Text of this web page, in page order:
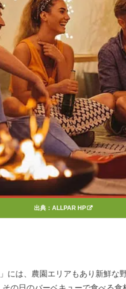
出典：ALLPAR HP
には、農園エリアもあり新鮮な